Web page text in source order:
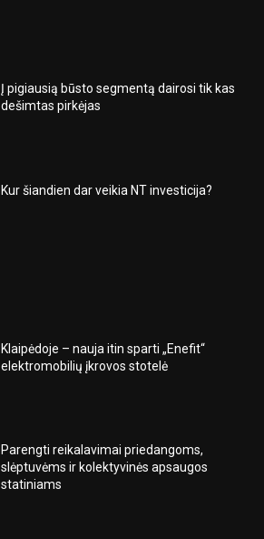
Į pigiausią būsto segmentą dairosi tik kas
dešimtas pirkėjas
Kur šiandien dar veikia NT investicija?
Klaipėdoje – nauja itin sparti „Enefit“
elektromobilių įkrovos stotelė
Parengti reikalavimai priedangoms,
slėptuvėms ir kolektyvinės apsaugos
statiniams